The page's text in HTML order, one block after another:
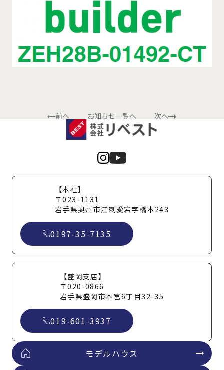
前へ お知らせ一覧へ 次へ
【本社】
〒023-1131
岩手県奥州市江刺愛宕字橋本243
0197-35-7135
【盛岡支店】
〒020-0866
岩手県盛岡市本宮6丁目32-35
019-601-3937
モデルハウス